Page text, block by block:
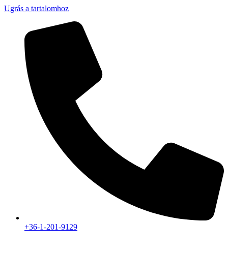
Ugrás a tartalomhoz
+36-1-201-9129